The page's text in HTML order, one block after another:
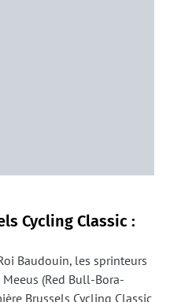
Cycling Classic :
Baudouin, les sprinteurs
(Red Bull-Bora-
Brussels Cycling Classic